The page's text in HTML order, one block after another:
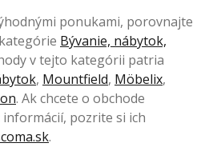
ponukami, porovnajte
Bývanie, nábytok,
v tejto kategórii patria
, Mountfield, Möbelix,
. Ak chcete o obchode
informácií, pozrite si ich
.